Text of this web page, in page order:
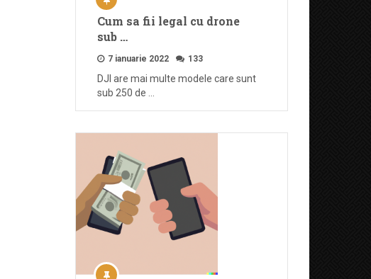
Cum sa fii legal cu drone
sub …
7 ianuarie 2022 133
DJI are mai multe modele care sunt
sub 250 de …